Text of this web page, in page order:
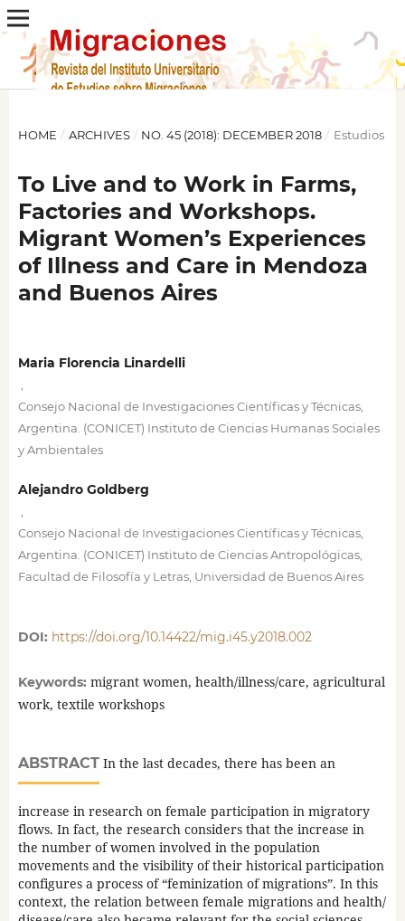
HOME / ARCHIVES / NO. 45 (2018): DECEMBER 2018 / Estudios
To Live and to Work in Farms,
Factories and Workshops.
Migrant Women’s Experiences
of Illness and Care in Mendoza
and Buenos Aires
Maria Florencia Linardelli
Consejo Nacional de Investigaciones Científicas y Técnicas,
Argentina. (CONICET) Instituto de Ciencias Humanas Sociales
y Ambientales
Alejandro Goldberg
Consejo Nacional de Investigaciones Científicas y Técnicas,
Argentina. (CONICET) Instituto de Ciencias Antropológicas,
Facultad de Filosofía y Letras, Universidad de Buenos Aires
DOI: https://doi.org/10.14422/mig.i45.y2018.002
Keywords: migrant women, health/illness/care, agricultural
work, textile workshops
ABSTRACTIn the last decades, there has been an
increase in research on female participation in migratory
flows. In fact, the research considers that the increase in
the number of women involved in the population
movements and the visibility of their historical participation
configures a process of “feminization of migrations”. In this
context, the relation between female migrations and health/